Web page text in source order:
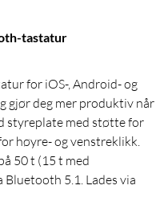
tastatur
for iOS-, Android- og
gjør deg mer produktiv når
styreplate med støtte for
høyre- og venstreklikk.
50 t (15 t med
5.1. Lades via